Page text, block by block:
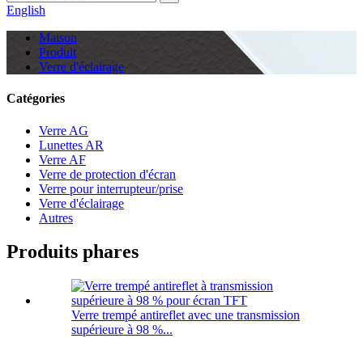
English
Maison
Produit
Verre d'éclairage
Catégories
Verre AG
Lunettes AR
Verre AF
Verre de protection d'écran
Verre pour interrupteur/prise
Verre d'éclairage
Autres
Produits phares
Verre trempé antireflet avec une transmission
supérieure à 98 %...